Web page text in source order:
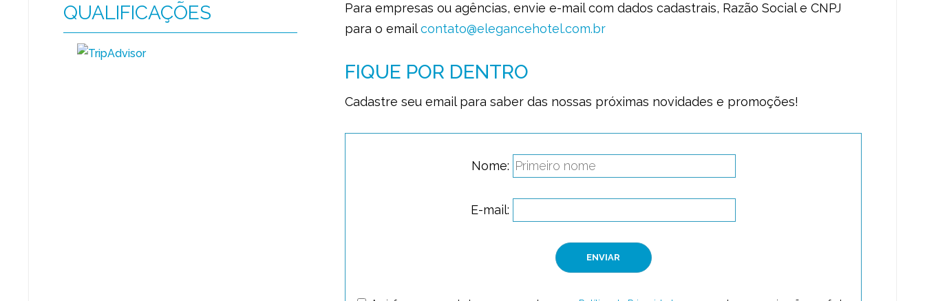
QUALIFICAÇÕES
Para empresas ou agências, envie e-mail com dados cadastrais, Razão Social e CNPJ
para o emailcontato@elegancehotel.com.br
FIQUE POR DENTRO
Cadastre seu email para saber das nossas próximas novidades e promoções!
Nome:
E-mail: